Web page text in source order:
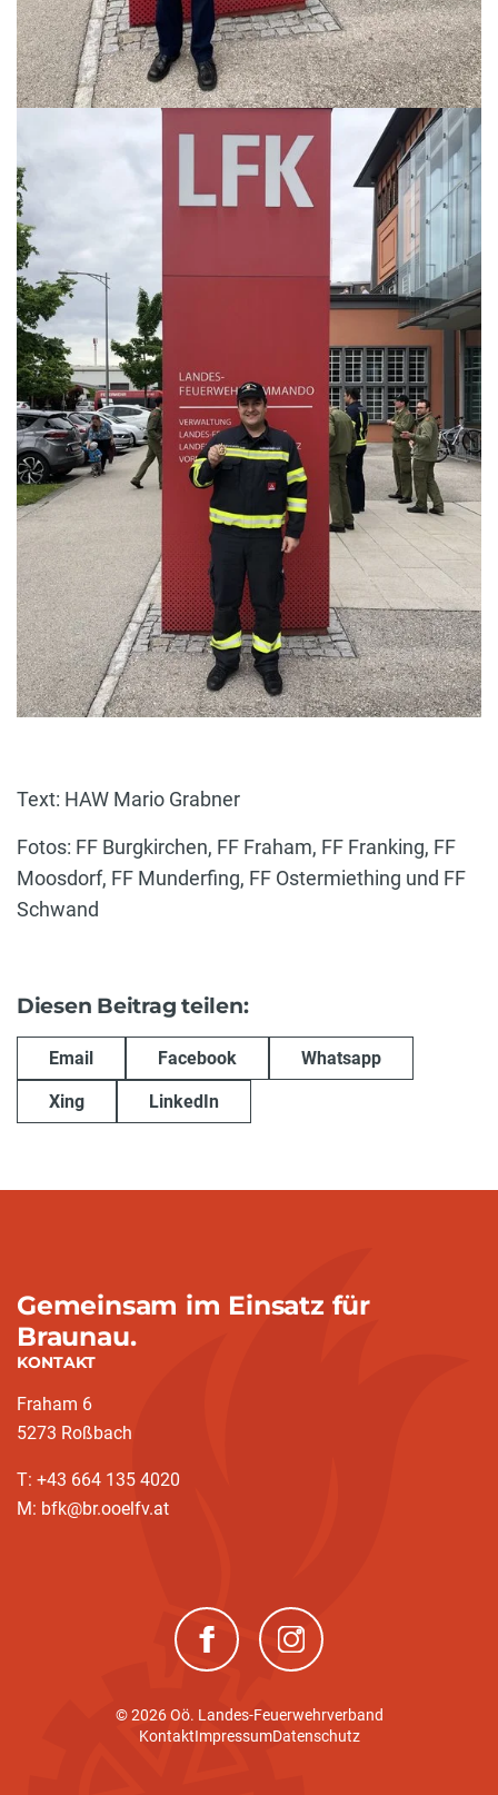
Text: HAW Mario Grabner
Fotos: FF Burgkirchen, FF Fraham, FF Franking, FF
Moosdorf, FF Munderfing, FF Ostermiething und FF
Schwand
Diesen Beitrag teilen:
Email Facebook Whatsapp
Xing LinkedIn
Gemeinsam im Einsatz für
Braunau.
KONTAKT
Fraham 6
5273 Roßbach
T: +43 664 135 4020
M: bfk@br.ooelfv.at
(neues Fenster)(neues Fenster)
© 2026 Oö. Landes-Feuerwehrverband
KontaktImpressumDatenschutz